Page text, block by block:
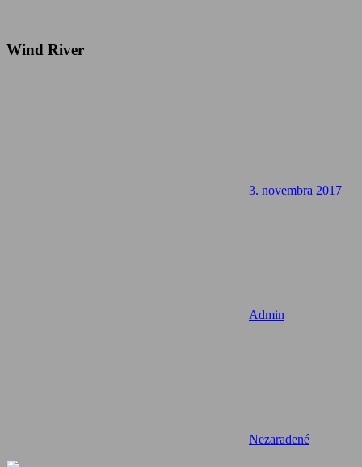
Wind River
3. novembra 2017
Admin
Nezaradené